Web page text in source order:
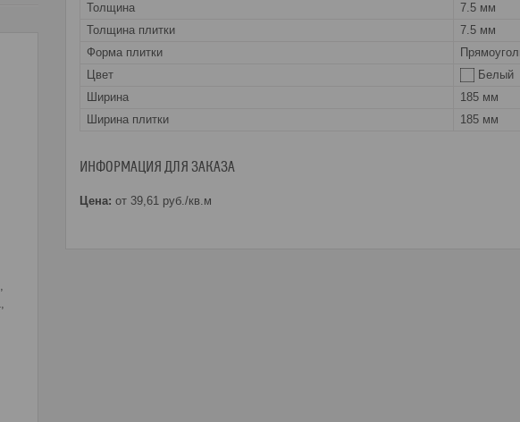
Толщина
7.5 мм
Толщина плитки
7.5 мм
Форма плитки
Цвет
Белый
Ширина
185 мм
Ширина плитки
185 мм
ИНФОРМАЦИЯ ДЛЯ ЗАКАЗА
Цена: от 39,61 руб./кв.м